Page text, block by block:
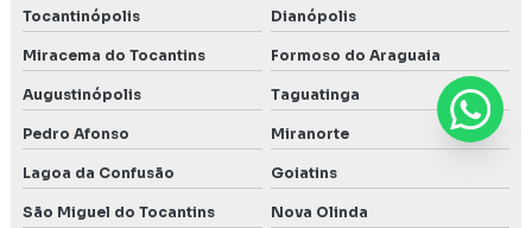
Tocantinópolis Dianópolis
Miracema do Tocantins Formoso do Araguaia
Augustinópolis Taguatinga
Pedro Afonso Miranorte
Lagoa da Confusão Goiatins
São Miguel do Tocantins Nova Olinda